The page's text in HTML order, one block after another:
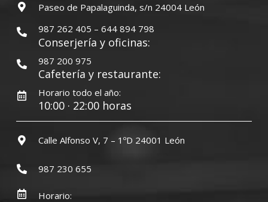
Paseo de Papalaguinda, s/n 24004 León
987 262 405 – 644 894 798
Conserjería y oficinas:
987 200 975
Cafetería y restaurante:
Horario todo el año:
10:00 · 22:00 horas
Calle Alfonso V, 7 – 1ºD 24001 León
987 230 655
Horario: